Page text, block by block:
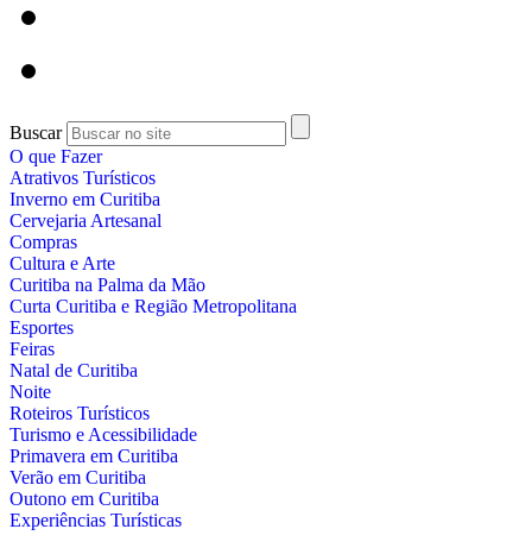
Buscar
O que Fazer
Atrativos Turísticos
Inverno em Curitiba
Cervejaria Artesanal
Compras
Cultura e Arte
Curitiba na Palma da Mão
Curta Curitiba e Região Metropolitana
Esportes
Feiras
Natal de Curitiba
Noite
Roteiros Turísticos
Turismo e Acessibilidade
Primavera em Curitiba
Verão em Curitiba
Outono em Curitiba
Experiências Turísticas